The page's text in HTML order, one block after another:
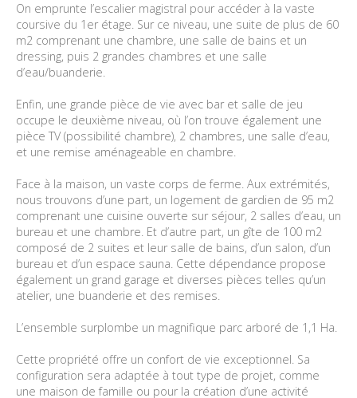
On emprunte l’escalier magistral pour accéder à la vaste
coursive du 1er étage. Sur ce niveau, une suite de plus de 60
m2 comprenant une chambre, une salle de bains et un
dressing, puis 2 grandes chambres et une salle
d’eau/buanderie.
Enfin, une grande pièce de vie avec bar et salle de jeu
occupe le deuxième niveau, où l’on trouve également une
pièce TV (possibilité chambre), 2 chambres, une salle d’eau,
et une remise aménageable en chambre.
Face à la maison, un vaste corps de ferme. Aux extrémités,
nous trouvons d’une part, un logement de gardien de 95 m2
comprenant une cuisine ouverte sur séjour, 2 salles d’eau, un
bureau et une chambre. Et d’autre part, un gîte de 100 m2
composé de 2 suites et leur salle de bains, d’un salon, d’un
bureau et d’un espace sauna. Cette dépendance propose
également un grand garage et diverses pièces telles qu’un
atelier, une buanderie et des remises.
L’ensemble surplombe un magnifique parc arboré de 1,1 Ha.
Cette propriété offre un confort de vie exceptionnel. Sa
configuration sera adaptée à tout type de projet, comme
une maison de famille ou pour la création d’une activité